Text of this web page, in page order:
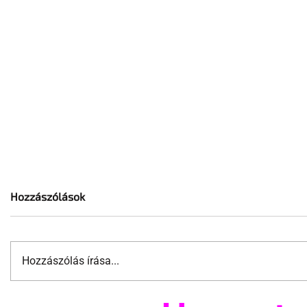
Hozzászólások
Hozzászólás írása...